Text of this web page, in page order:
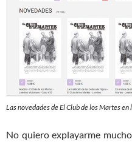
Las novedades de El Club de los Martes en
No quiero explayarme